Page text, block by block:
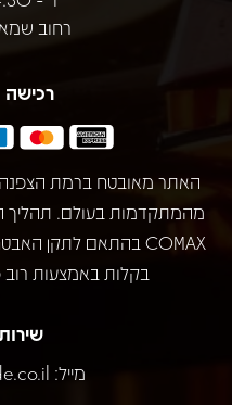
רחוב שמאי 12
מהמתקדמות בעולם.
בקלות באמצעות רוב
מייל: